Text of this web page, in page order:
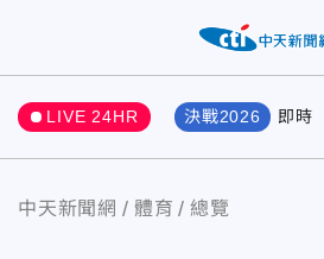
LIVE 24HR 決戰2026 即時
中天新聞網 體育 總覽